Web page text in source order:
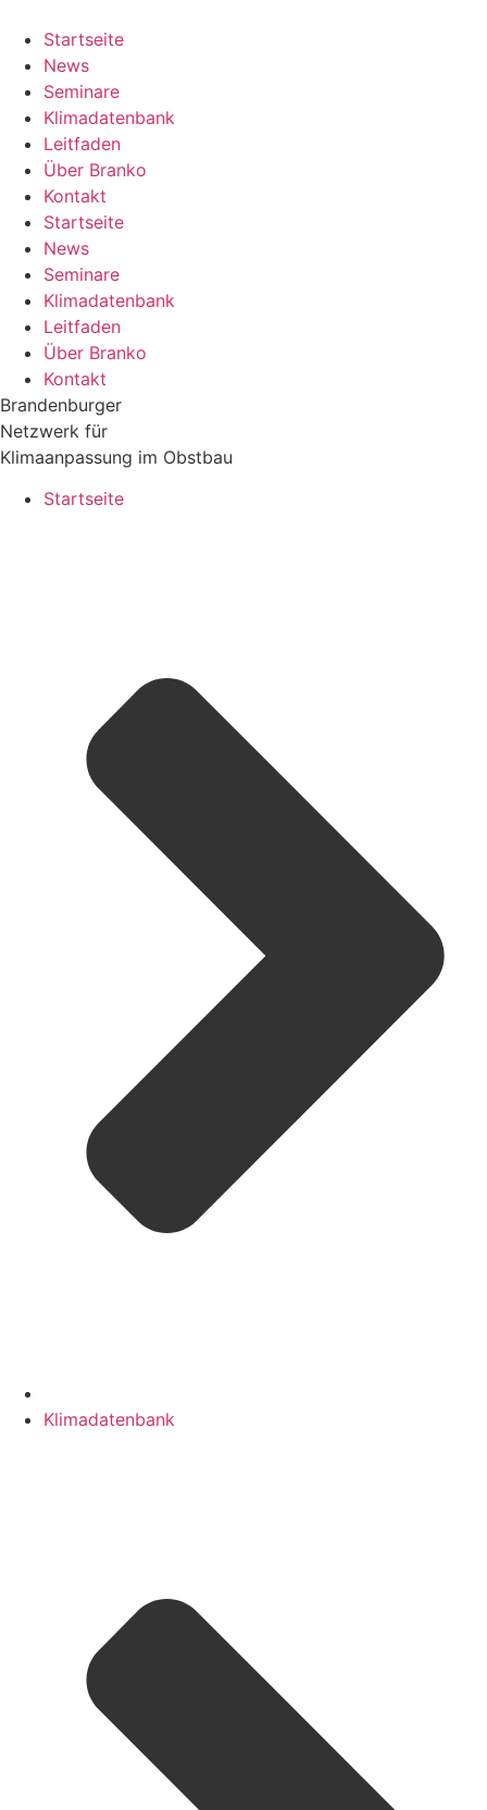
Inhalt
springen
Startseite
News
Seminare
Klimadatenbank
Leitfaden
Über Branko
Kontakt
Startseite
News
Seminare
Klimadatenbank
Leitfaden
Über Branko
Kontakt
Brandenburger
Netzwerk für
Klimaanpassung im Obstbau
Startseite
Klimadatenbank